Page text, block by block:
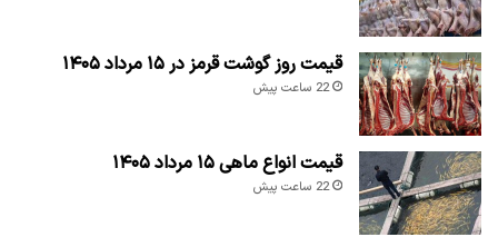
قیمت روز گوشت قرمز در ۱۵ مرداد ۱۴۰۵
22 ساعت پیش
قیمت انواع ماهی ۱۵ مرداد ۱۴۰۵
22 ساعت پیش